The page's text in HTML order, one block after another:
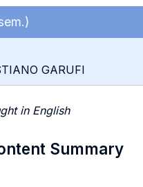
GARUFI
in English
Summary